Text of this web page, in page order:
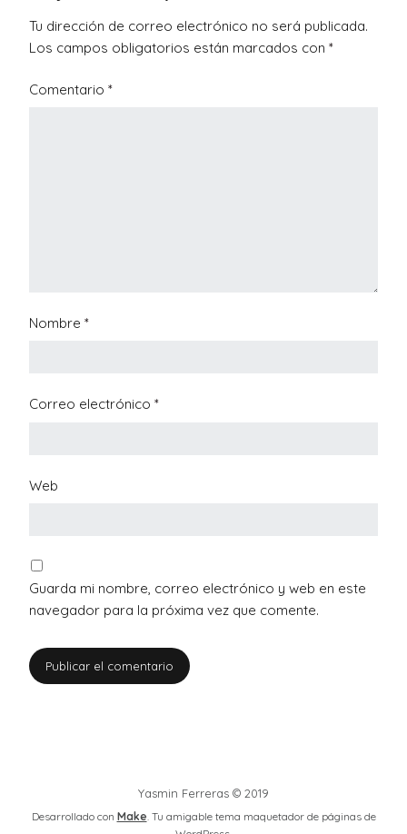
Tu dirección de correo electrónico no será publicada.
Los campos obligatorios están marcados con *
Comentario *
Nombre *
Correo electrónico *
Web
Guarda mi nombre, correo electrónico y web en este
navegador para la próxima vez que comente.
Yasmin Ferreras © 2019
Desarrollado con Make . Tu amigable tema maquetador de páginas de